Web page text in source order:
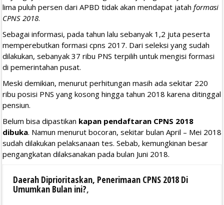
lima puluh persen dari APBD tidak akan mendapat jatah formasi
CPNS 2018.
Sebagai informasi, pada tahun lalu sebanyak 1,2 juta peserta
memperebutkan formasi cpns 2017. Dari seleksi yang sudah
dilakukan, sebanyak 37 ribu PNS terpilih untuk mengisi formasi
di pemerintahan pusat.
Meski demikian, menurut perhitungan masih ada sekitar 220
ribu posisi PNS yang kosong hingga tahun 2018 karena ditinggal
pensiun.
Belum bisa dipastikan kapan pendaftaran CPNS 2018
dibuka. Namun menurut bocoran, sekitar bulan April – Mei 2018
sudah dilakukan pelaksanaan tes. Sebab, kemungkinan besar
pengangkatan dilaksanakan pada bulan Juni 2018.
Daerah Diprioritaskan, Penerimaan CPNS 2018 Di
Umumkan Bulan ini?,